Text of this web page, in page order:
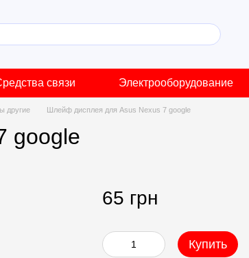
связи Электрооборудование
другие Шлейф дисплея для Asus Nexus 7 google
google
65 грн
Купить